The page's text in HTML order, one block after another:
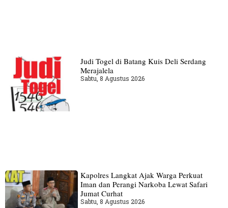
Judi Togel di Batang Kuis Deli Serdang
Merajalela
Sabtu, 8 Agustus 2026
Kapolres Langkat Ajak Warga Perkuat
Iman dan Perangi Narkoba Lewat Safari
Jumat Curhat
Sabtu, 8 Agustus 2026